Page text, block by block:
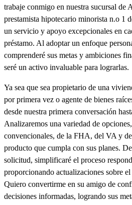
trabaje conmigo en nuestra sucursal de
prestamista hipotecario minorista n.o 1
un servicio y apoyo excepcionales en
préstamo. Al adoptar un enfoque
comprenderé sus metas y ambiciones
seré un activo invaluable para lograrlas.
Ya sea que sea propietario de una
por primera vez o agente de bienes
desde nuestra primera conversación
Analizaremos una variedad de
convencionales, de la FHA, del VA y
producto que cumpla con sus planes.
solicitud, simplificaré el proceso
proporcionando actualizaciones sobre el
Quiero convertirme en su amigo de
decisiones informadas, logrando sus